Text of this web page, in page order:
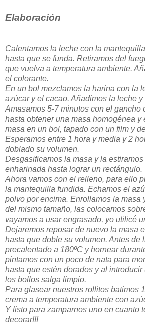
Elaboración
Calentamos la leche con la
hasta que se funda. Retiramos del
que vuelva a temperatura ambiente.
el colorante.
En un bol mezclamos la harina con la
azúcar y el cacao. Añadimos la leche y
Amasamos 5-7 minutos con el gancho
hasta obtener una masa homogénea y
masa en un bol, tapado con un film y
Esperamos entre 1 hora y media y 2
doblado su volumen.
Desgasificamos la masa y la
enharinada hasta lograr un rectángulo.
Ahora vamos con el relleno, para ello
la mantequilla fundida. Echamos el
polvo por encima. Enrollamos la masa
del mismo tamaño, las colocamos
vayamos a usar engrasado, yo utilicé
Dejaremos reposar de nuevo la masa
hasta que doble su volumen. Antes de
precalentado a 180ºC y hornear
pintamos con un poco de nata para
hasta que estén dorados y al
los bollos salga limpio.
Para glasear nuestros rollitos batimos
crema a temperatura ambiente con
Y listo para zamparnos uno en cuanto
decorar!!!